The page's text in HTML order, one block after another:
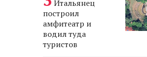
Итальянец
построил
амфитеатр и
водил туда
туристов